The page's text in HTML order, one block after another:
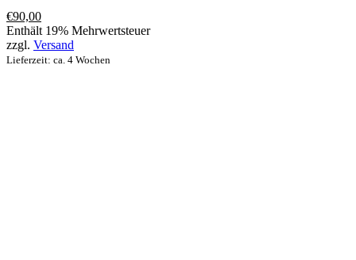
€90,00
Enthält 19% Mehrwertsteuer
zzgl. Versand
Lieferzeit: ca. 4 Wochen